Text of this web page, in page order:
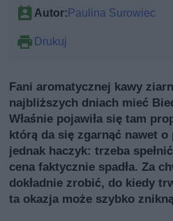
Autor:Paulina Surowiec
Drukuj
Fani aromatycznej kawy
najbliższych dniach mieć
Właśnie pojawiła się tam
którą da się zgarnąć nawet o
jednak haczyk: trzeba
cena faktycznie spadła. Za
dokładnie zrobić, do kiedy
ta okazja może szybko